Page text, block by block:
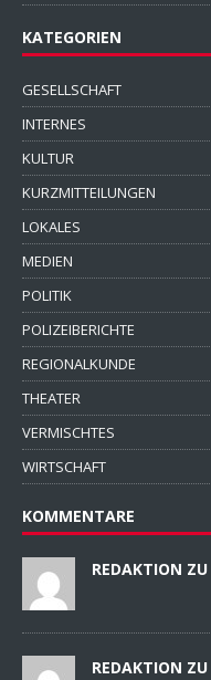
KATEGORIEN
GESELLSCHAFT
INTERNES
KULTUR
KURZMITTEILUNGEN
LOKALES
MEDIEN
POLITIK
POLIZEIBERICHTE
REGIONALKUNDE
THEATER
VERMISCHTES
WIRTSCHAFT
KOMMENTARE
REDAKTION ZU
REDAKTION ZU